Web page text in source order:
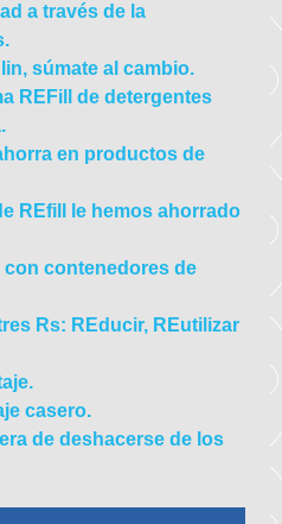
a través de la
súmate al cambio.
REFill de detergentes
en productos de
REfill le hemos ahorrado
con contenedores de
Rs: REducir, REutilizar
casero.
de deshacerse de los